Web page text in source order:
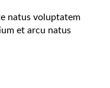
natus voluptatem
et arcu natus